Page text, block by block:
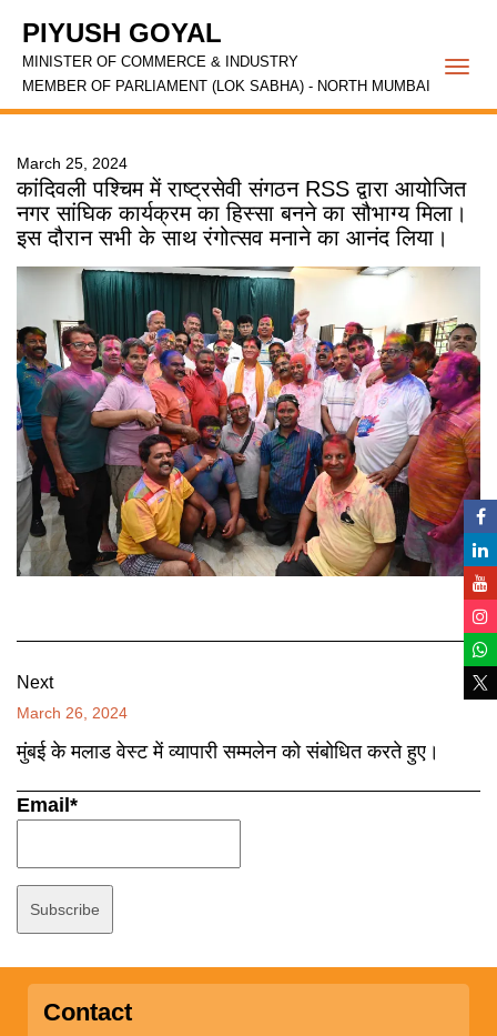
PIYUSH GOYAL
MINISTER OF COMMERCE & INDUSTRY
MEMBER OF PARLIAMENT (LOK SABHA) - NORTH MUMBAI
March 25, 2024
कांदिवली पश्चिम में राष्ट्रसेवी संगठन RSS द्वारा आयोजित
नगर सांघिक कार्यक्रम का हिस्सा बनने का सौभाग्य मिला।
इस दौरान सभी के साथ रंगोत्सव मनाने का आनंद लिया।
Next
March 26, 2024
मुंबई के मलाड वेस्ट में व्यापारी सम्मलेन को संबोधित करते हुए।
Email*
Contact